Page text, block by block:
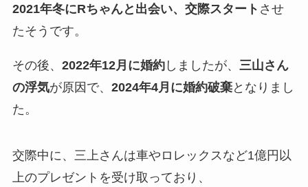
2021年冬にRちゃんと出会い、交際スタート させ
たそうです。
その後、 2022年12月に婚約しましたが、 三山さん
の浮気が原因で、 2024年4月に婚約破棄となりまし
た。
交際中に、三上さんは車やロレックスなど1億円以
上のプレゼントを受け取っており、